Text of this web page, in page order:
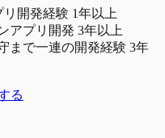
リ開発経験 1年以上
アプリ開発 3年以上
まで一連の開発経験 3年
る